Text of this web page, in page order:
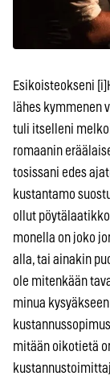
Esikoisteokseni
lähes kymmenen
tuli itselleni
romaanin
tosissani edes
kustantamo
ollut
monella on joko
alla, tai ainakin
ole mitenkään
minua
mitään oikotietä